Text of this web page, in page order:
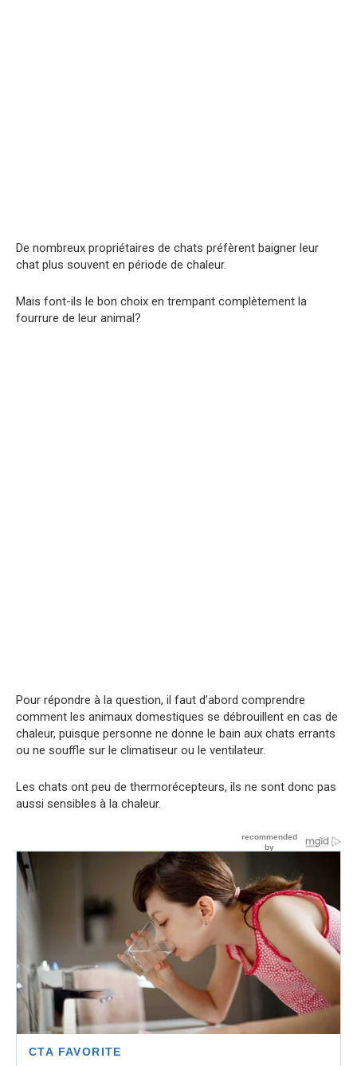
De nombreux propriétaires de chats préfèrent baigner leur
chat plus souvent en période de chaleur.
Mais font-ils le bon choix en trempant complètement la
fourrure de leur animal?
Pour répondre à la question, il faut d’abord comprendre
comment les animaux domestiques se débrouillent en cas de
chaleur, puisque personne ne donne le bain aux chats errants
ou ne souffle sur le climatiseur ou le ventilateur.
Les chats ont peu de thermorécepteurs, ils ne sont donc pas
aussi sensibles à la chaleur.